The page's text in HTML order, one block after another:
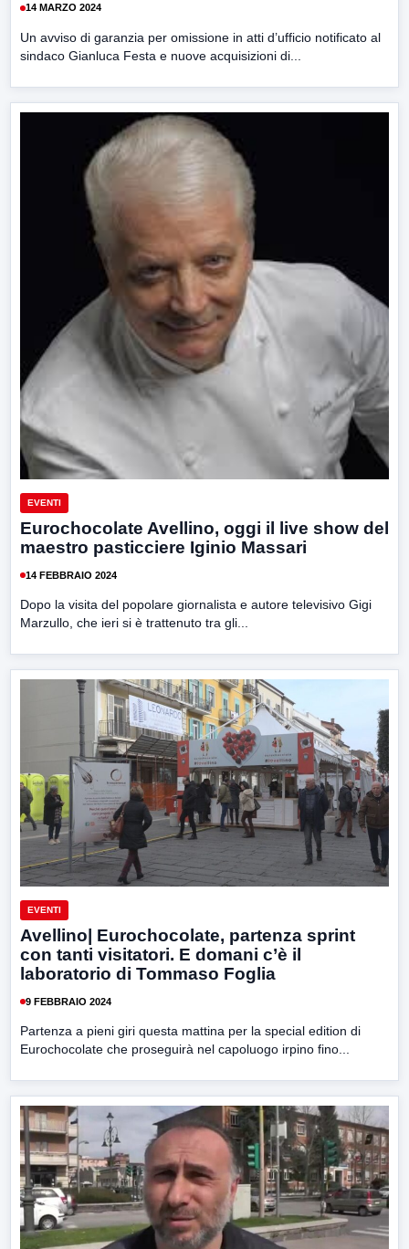
14 MARZO 2024
Un avviso di garanzia per omissione in atti d’ufficio notificato al
sindaco Gianluca Festa e nuove acquisizioni di...
EVENTI
Eurochocolate Avellino, oggi il live show del
maestro pasticciere Iginio Massari
14 FEBBRAIO 2024
Dopo la visita del popolare giornalista e autore televisivo Gigi
Marzullo, che ieri si è trattenuto tra gli...
EVENTI
Avellino| Eurochocolate, partenza sprint
con tanti visitatori. E domani c’è il
laboratorio di Tommaso Foglia
9 FEBBRAIO 2024
Partenza a pieni giri questa mattina per la special edition di
Eurochocolate che proseguirà nel capoluogo irpino fino...